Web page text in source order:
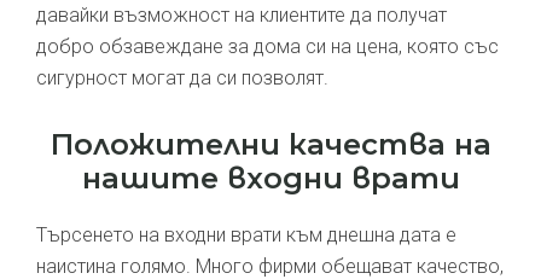
давайки възможност на клиентите да получат
добро обзавеждане за дома си на цена, която със
сигурност могат да си позволят.
Положителни качества на
нашите входни врати
Търсенето на входни врати към днешна дата е
наистина голямо. Много фирми обещават качество,